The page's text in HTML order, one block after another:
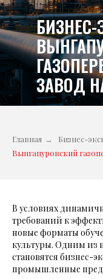
ЗАВОД
Главная → Бизнес-
Вынгапуровский
В условиях
требований к
новые форматы
культуры. Одним из
становятся бизнес-
промышленные